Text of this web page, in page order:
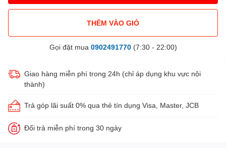
THÊM VÀO GIỎ
Gọi đặt mua 0902491770(7:30 - 22:00)
Giao hàng miễn phí trong 24h (chỉ áp dụng khu vực nội
thành)
Trả góp lãi suất 0% qua thẻ tín dụng Visa, Master, JCB
Đổi trả miễn phí trong 30 ngày